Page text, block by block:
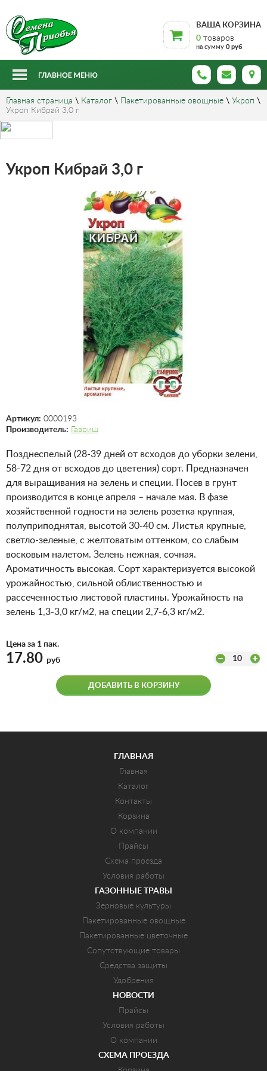
ВАША КОРЗИНА
0 товаров
на сумму 0 руб
Главная страница \ Каталог \ Пакетированные овощные \ Укроп \
Укроп Кибрай 3,0 г
Укроп Кибрай 3,0 г
Артикул: 0000193
Производитель:
Гавриш
Позднеспелый (28-39 дней от всходов до уборки зелени,
58-72 дня от всходов до цветения) сорт. Предназначен
для выращивания на зелень и специи. Посев в грунт
производится в конце апреля – начале мая. В фазе
хозяйственной годности на зелень розетка крупная,
полуприподнятая, высотой 30-40 см. Листья крупные,
светло-зеленые, с желтоватым оттенком, со слабым
восковым налетом. Зелень нежная, сочная.
Ароматичность высокая. Сорт характеризуется высокой
урожайностью, сильной облиственностью и
рассеченностью листовой пластины. Урожайность на
зелень 1,3-3,0 кг/м2, на специи 2,7-6,3 кг/м2.
Цена за 1 пак.
17.80 руб 10
ДОБАВИТЬ В КОРЗИНУ
ГЛАВНАЯ
Главная
Каталог
Контакты
Корзина
О компании
Прайсы
Схема проезда
Условия работы
ГАЗОННЫЕ ТРАВЫ
Зерновые культуры
Пакетированные овощные
Пакетированные цветочные
Сопутствующие товары
Средства защиты
Удобрения
НОВОСТИ
Прайсы
Условия работы
О компании
СХЕМА ПРОЕЗДА